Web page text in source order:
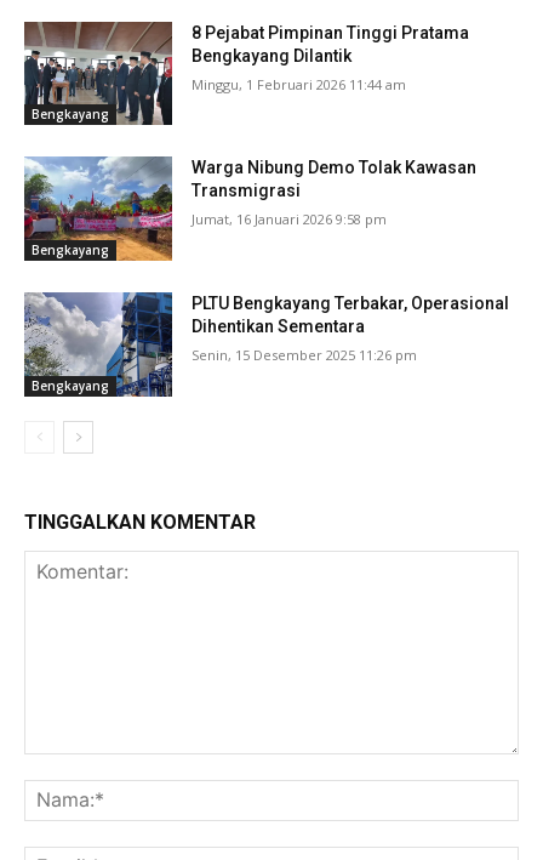
Bengkayang
8 Pejabat Pimpinan Tinggi Pratama
Bengkayang Dilantik
Minggu, 1 Februari 2026 11:44 am
Bengkayang
Warga Nibung Demo Tolak Kawasan
Transmigrasi
Jumat, 16 Januari 2026 9:58 pm
Bengkayang
PLTU Bengkayang Terbakar, Operasional
Dihentikan Sementara
Senin, 15 Desember 2025 11:26 pm
TINGGALKAN KOMENTAR